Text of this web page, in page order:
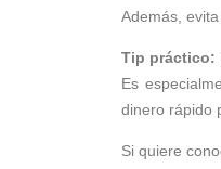
Además,
Tip práctico:
Es
dinero rápido
Si quiere